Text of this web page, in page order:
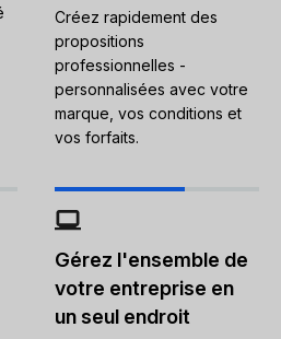
Créez rapidement des
propositions
professionnelles -
personnalisées avec votre
marque, vos conditions et
vos forfaits.
Gérez l'ensemble de
votre entreprise en
un seul endroit